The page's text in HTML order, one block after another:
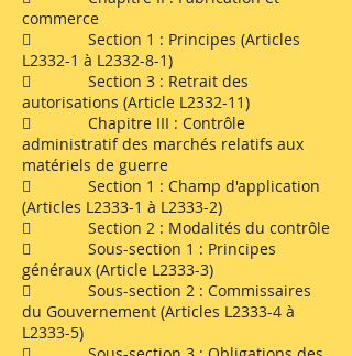
commerce
 Section 1 : Principes (Articles
L2332-1 à L2332-8-1)
 Section 3 : Retrait des
autorisations (Article L2332-11)
 Chapitre III : Contrôle
administratif des marchés relatifs aux
matériels de guerre
 Section 1 : Champ d'application
(Articles L2333-1 à L2333-2)
 Section 2 : Modalités du contrôle
 Sous-section 1 : Principes
généraux (Article L2333-3)
 Sous-section 2 : Commissaires
du Gouvernement (Articles L2333-4 à
L2333-5)